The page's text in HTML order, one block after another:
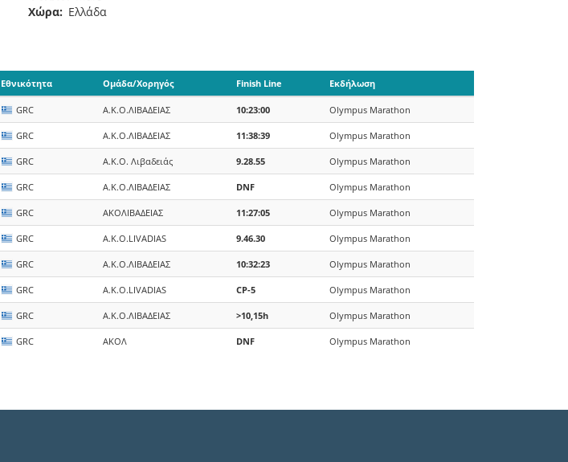
Χώρα
Ελλάδα
Εθνικότητα Ομάδα/Χορηγός Finish Line Εκδήλωση
GRC A.K.O.ΛΙΒΑΔΕΙΑΣ 10:23:00 Olympus Marathon
GRC Α.Κ.Ο.ΛΙΒΑΔΕΙΑΣ 11:38:39 Olympus Marathon
GRC Α.Κ.Ο. Λιβαδειάς 9.28.55 Olympus Marathon
GRC Α.Κ.Ο.ΛΙΒΑΔΕΙΑΣ DNF Olympus Marathon
GRC ΑΚΟΛΙΒΑΔΕΙΑΣ 11:27:05 Olympus Marathon
GRC A.K.O.LIVADIAS 9.46.30 Olympus Marathon
GRC A.K.O.ΛΙΒΑΔΕΙΑΣ 10:32:23 Olympus Marathon
GRC A.K.O.LIVADIAS CP-5 Olympus Marathon
GRC Α.Κ.Ο.ΛΙΒΑΔΕΙΑΣ >10,15h Olympus Marathon
GRC ΑΚΟΛ DNF Olympus Marathon